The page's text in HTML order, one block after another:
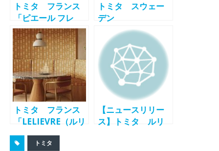
トミタ フランス
「ピエール フレ
ィ」新作壁紙・フ
ァブリックスコレ
クション発売開始
トミタ スウェー
デン
「BORÅSTAPETE
R（ボラスタペータ
ー）」から
「ICONS（アイコ
ンズ）」を発売開
始
トミタ フランス
「LELIEVRE（ルリ
エーブル）」の新
作コレクション
【ニュースリリー
ス】トミタ ルリ
トミタ